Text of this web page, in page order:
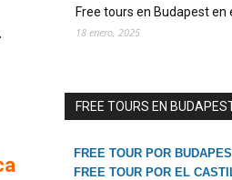
Free tours en Budapest en
18 enero, 2025
FREE TOURS EN
FREE TOUR POR
FREE TOUR POR EL